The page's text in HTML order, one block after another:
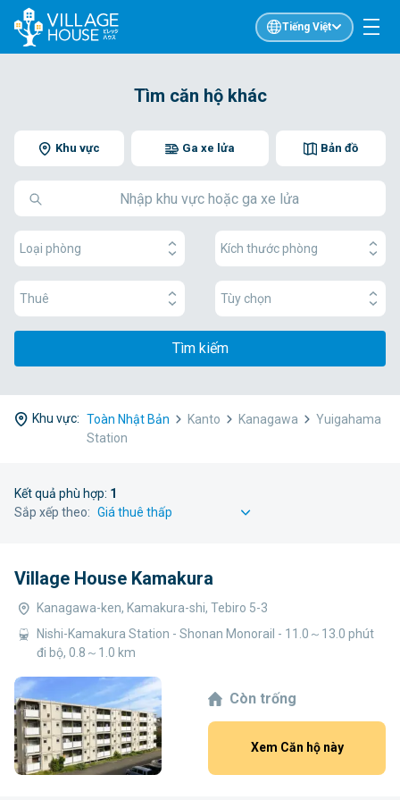
Tiếng Việt
Tìm căn hộ khác
Khu vực Bản đồ
Ga xe lửa
Loại phòng Kích thước phòng
Thuê Tùy chọn
Tìm kiếm
Khu vực: Toàn Nhật Bản Kanto Kanagawa
Yuigahama
Station
Kết quả phù hợp: 1
Sắp xếp theo:
Village House Kamakura
Kanagawa-ken, Kamakura-shi, Tebiro 5-3
Nishi-Kamakura Station - Shonan Monorail - 11.0～13.0 phút
đi bộ, 0.8～1.0 km
Còn trống
Xem Căn hộ này